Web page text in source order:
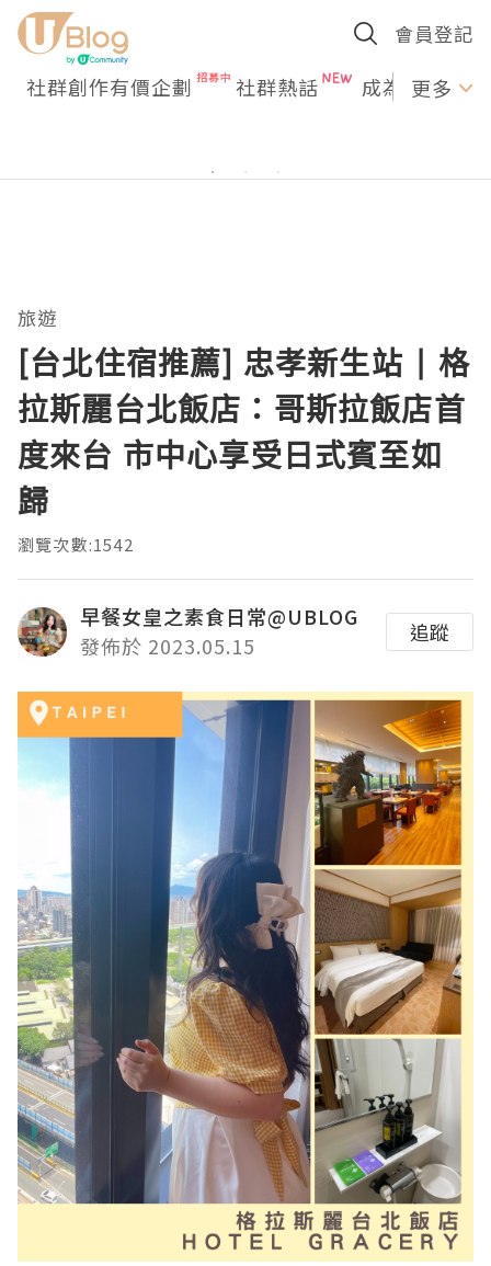
會員登記
社群創作有價企劃 社群熱話 成為U更多
旅遊
[台北住宿推薦] 忠孝新生站 | 格
拉斯麗台北飯店：哥斯拉飯店首
度來台 市中心享受日式賓至如
歸
瀏覽次數:1542
早餐女皇之素食日常@UBLOG
發佈於 2023.05.15
追蹤